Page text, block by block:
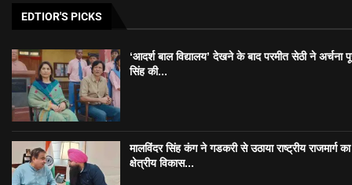
EDTIOR'S PICKS
‘आदर्श बाल विद्यालय’ देखने के बाद परमीत सेठी ने अर्चना
सिंह की...
मालविंदर सिंह कंग ने गडकरी से उठाया राष्ट्रीय राजमार्ग का
क्षेत्रीय विकास...